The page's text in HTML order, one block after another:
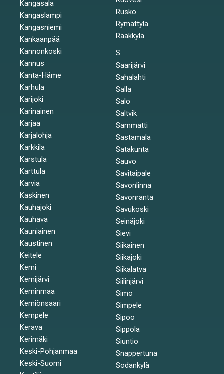
Kangasala
Kangaslampi
Kangasniemi
Kankaanpää
Kannonkoski
Kannus
Kanta-Häme
Karhula
Karijoki
Karinainen
Karjaa
Karjalohja
Karkkila
Karstula
Karttula
Karvia
Kaskinen
Kauhajoki
Kauhava
Kauniainen
Kaustinen
Keitele
Kemi
Kemijärvi
Keminmaa
Kemiönsaari
Kempele
Kerava
Kerimäki
Keski-Pohjanmaa
Keski-Suomi
Rusko
Rymättylä
Rääkkylä
S
Saarijärvi
Sahalahti
Salla
Salo
Saltvik
Sammatti
Sastamala
Satakunta
Sauvo
Savitaipale
Savonlinna
Savonranta
Savukoski
Seinäjoki
Sievi
Siikainen
Siikajoki
Siikalatva
Siilinjärvi
Simo
Simpele
Sipoo
Sippola
Siuntio
Snappertuna
Sodankylä